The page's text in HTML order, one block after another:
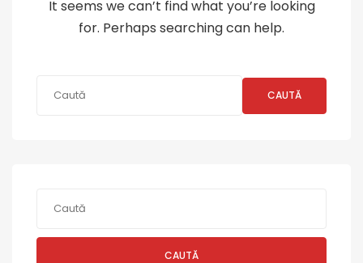
It seems we can’t find what you’re looking
for. Perhaps searching can help.
CAUTĂ
CAUTĂ